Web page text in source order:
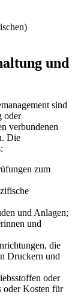
und
sind
oder
verbundenen
Die
zum
und Anlagen;
und
die
Druckern und
oder
oder Kosten für